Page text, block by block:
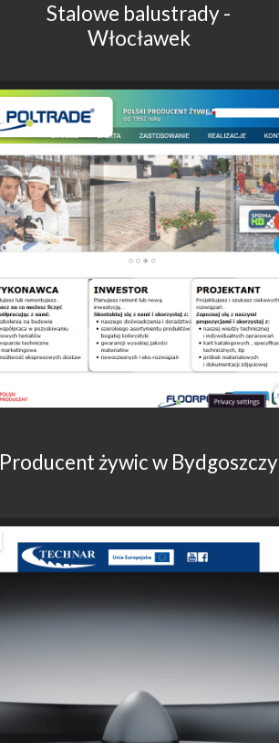
Stalowe balustrady -
Włocławek
Producent żywic w Bydgoszczy